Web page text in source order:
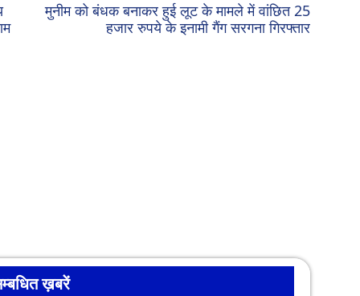
मुनीम को बंधक बनाकर हुई लूट के मामले में वांछित 25
हजार रुपये के इनामी गैंग सरगना गिरफ्तार
ख़बरें